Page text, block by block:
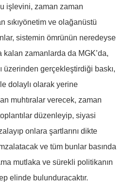
işlevini, zaman zaman
sıkıyönetim ve olağanüstü
sistemin ömrünün neredeyse
kalan zamanlarda da MGK’da,
üzerinden gerçekleştirdiği baskı,
dolaylı olarak yerine
muhtıralar verecek, zaman
düzenleyip, siyasi
onlara şartlarını dikte
ve tüm bunlar basında
mutlaka ve sürekli politikanın
elinde bulunduracaktır.